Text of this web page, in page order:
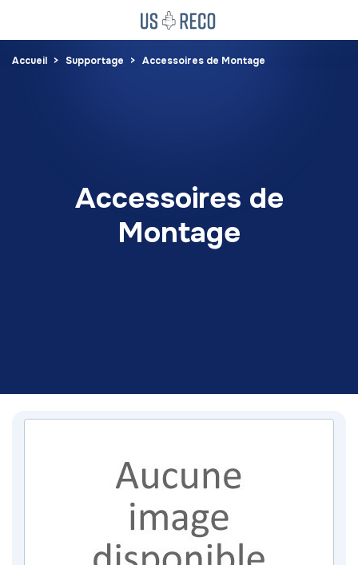
Accueil Supportage Accessoires de Montage
Accessoires de
Montage